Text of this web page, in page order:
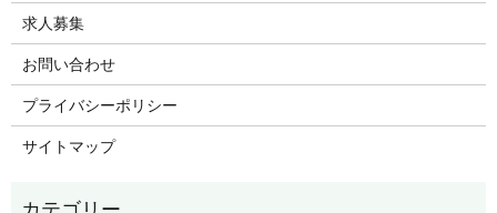
求人募集
お問い合わせ
プライバシーポリシー
サイトマップ